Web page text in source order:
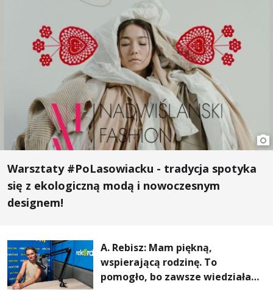
Warsztaty #PoLasowiacku - tradycja spotyka
się z ekologiczną modą i nowoczesnym
designem!
A. Rebisz: Mam piękną,
wspierającą rodzinę. To
pomogło, bo zawsze wiedziałam,